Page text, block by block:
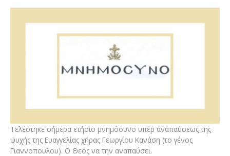
Τελέστηκε σήμερα ετήσιο μνημόσυνο υπέρ αναπαύσεως της
ψυχής της Ευαγγελίας χήρας Γεωργίου Κανάση (το γένος
Γιαννοπουλου). Ο Θεός να την αναπαύσει.